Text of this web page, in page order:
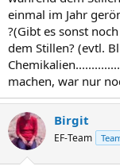
einmal im Jahr
?(Gibt es sonst
dem Stillen? (evtl.
machen, war nur
Birgit
EF-Team